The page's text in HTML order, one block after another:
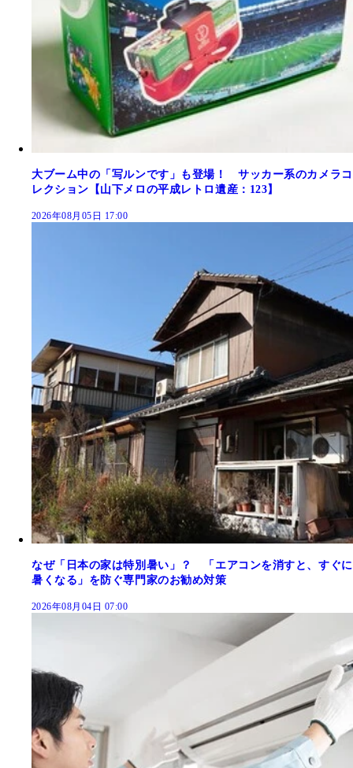
大ブーム中の「写ルンです」も登場！ サッカー系のカメラコ
レクション【山下メロの平成レトロ遺産：123】
2026年08月05日 17:00
なぜ「日本の家は特別暑い」？ 「エアコンを消すと、すぐに
暑くなる」を防ぐ専門家のお勧め対策
2026年08月04日 07:00